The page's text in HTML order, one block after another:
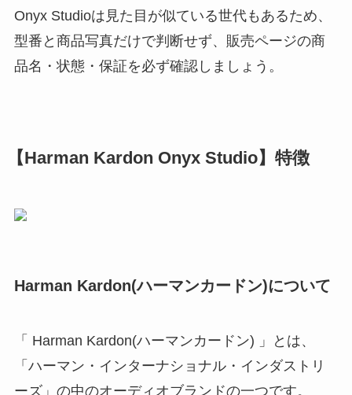
Onyx Studioは見た目が似ている世代もあるため、
型番と商品写真だけで判断せず、販売ページの商
品名・状態・保証を必ず確認しましょう。
【Harman Kardon Onyx Studio】特徴
Harman Kardon(ハーマンカードン)について
「 Harman Kardon(ハーマンカードン) 」とは、
「ハーマン・インターナショナル・インダストリ
ーズ」の中のオーディオブランドの一つです。